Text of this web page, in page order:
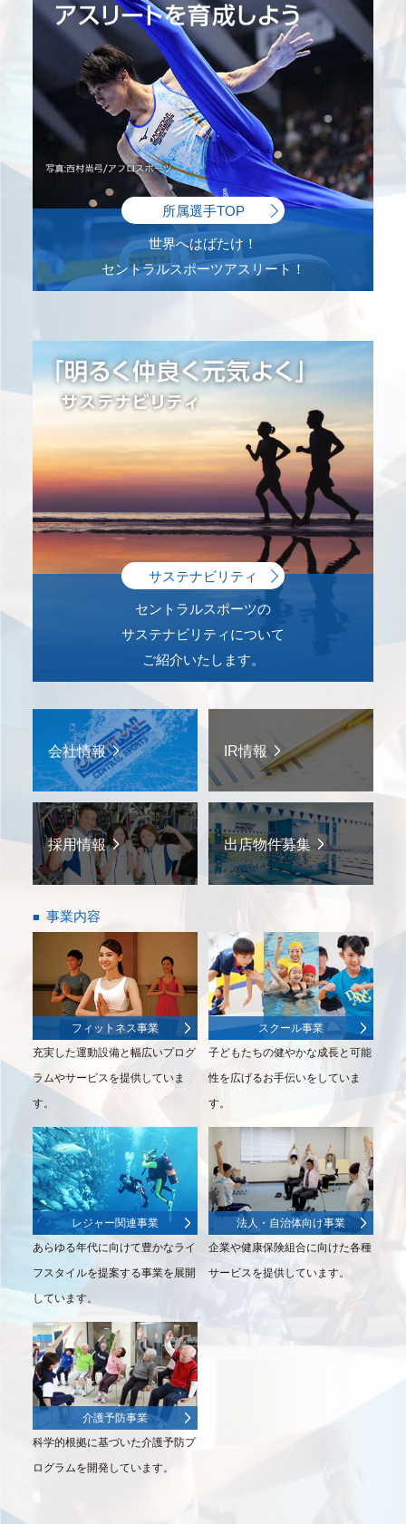
所属選手TOP
世界へはばたけ！
セントラルスポーツアスリート！
サステナビリティ
セントラルスポーツの
サステナビリティについて
ご紹介いたします。
会社情報 IR情報
採用情報 出店物件募集
事業内容
フィットネス事業
充実した運動設備と幅広いプログ
ラムやサービスを提供していま
す。
スクール事業
子どもたちの健やかな成長と可能
性を広げるお手伝いをしていま
す。
レジャー関連事業
あらゆる年代に向けて豊かなライ
フスタイルを提案する事業を展開
しています。
法人・自治体向け事業
企業や健康保険組合に向けた各種
サービスを提供しています。
介護予防事業
科学的根拠に基づいた介護予防プ
ログラムを開発しています。